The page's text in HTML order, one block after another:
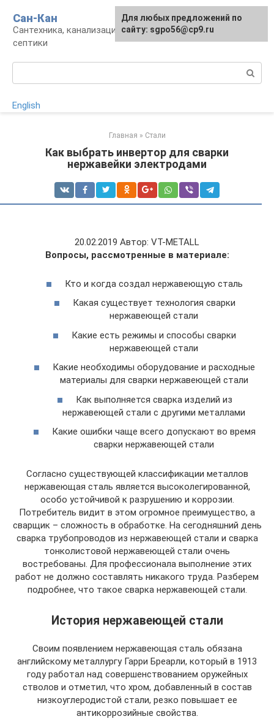
контенту
Сан-Кан
Сантехника, канализация, водопровод,
септики
English
Главная » Стали
Как выбрать инвертор для сварки
нержавейки электродами
20.02.2019 Автор: VT-METALL
Вопросы, рассмотренные в материале:
Кто и когда создал нержавеющую сталь
Какая существует технология сварки
нержавеющей стали
Какие есть режимы и способы сварки
нержавеющей стали
Какие необходимы оборудование и расходные
материалы для сварки нержавеющей стали
Как выполняется сварка изделий из
нержавеющей стали с другими металлами
Какие ошибки чаще всего допускают во время
сварки нержавеющей стали
Согласно существующей классификации металлов
нержавеющая сталь является высоколегированной,
особо устойчивой к разрушению и коррозии.
Потребитель видит в этом огромное преимущество, а
сварщик – сложность в обработке. На сегодняшний день
сварка трубопроводов из нержавеющей стали и сварка
тонколистовой нержавеющей стали очень
востребованы. Для профессионала выполнение этих
работ не должно составлять никакого труда. Разберем
подробнее, что такое сварка нержавеющей стали.
История нержавеющей стали
Своим появлением нержавеющая сталь обязана
английскому металлургу Гарри Бреарли, который в 1913
году работал над совершенствованием оружейных
стволов и отметил, что хром, добавленный в состав
низкоуглеродистой стали, резко повышает ее
антикоррозийные свойства.
Для любых предложений по
сайту: sgpo56@cp9.ru